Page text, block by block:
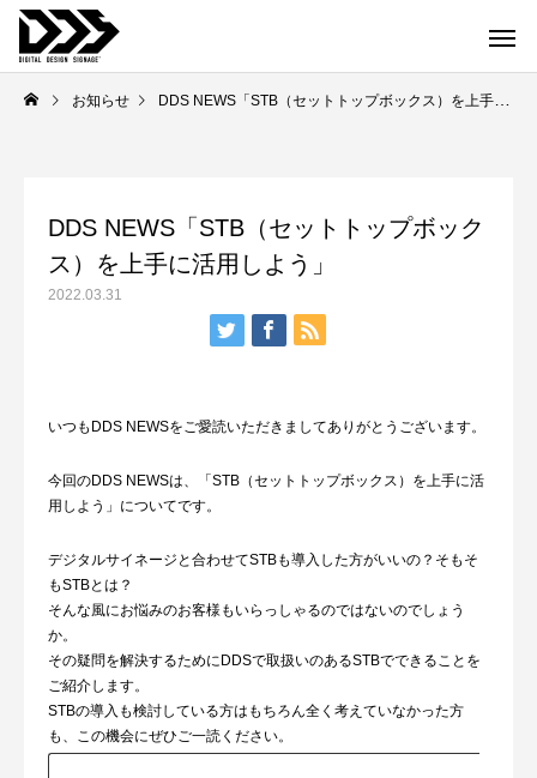
お知らせ DDS NEWS「STB（セットトップボックス）を上手に活用しよう」
DDS NEWS「STB（セットトップボック
ス）を上手に活用しよう」
2022.03.31
いつもDDS NEWSをご愛読いただきましてありがとうございます。
今回のDDS NEWSは、「STB（セットトップボックス）を上手に活
用しよう」についてです。
デジタルサイネージと合わせてSTBも導入した方がいいの？そもそ
もSTBとは？
そんな風にお悩みのお客様もいらっしゃるのではないのでしょう
か。
その疑問を解決するためにDDSで取扱いのあるSTBでできることを
ご紹介します。
STBの導入も検討している方はもちろん全く考えていなかった方
も、この機会にぜひご一読ください。